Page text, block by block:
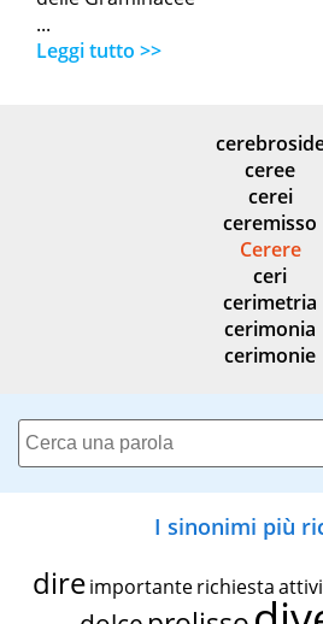
...
Leggi tutto >>
ceree
cerei
ceremisso
Cerere
ceri
cerimetria
cerimonia
cerimonie
I sinonimi più
dire importante richiesta